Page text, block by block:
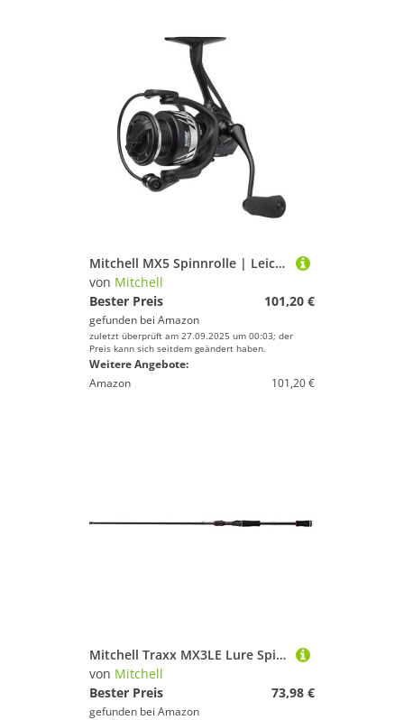
Mitchell MX5 Spinnrolle | Leichte Angelrolle mit Aluminiumrahmen | Spinnrolle für Süß- und Salzwasser zum Angeln mit Ködern und geflochtener Schnur | Schwarz, Rollengröße 3000HS
von Mitchell
Bester Preis
101,20 €
gefunden bei Amazon
zuletzt überprüft am 27.09.2025 um 00:03; der
Preis kann sich seitdem geändert haben.
Weitere Angebote:
Amazon
101,20 €
Mitchell Traxx MX3LE Lure Spinning Rod, Schwarz, 2,13 m
von Mitchell
Bester Preis
73,98 €
gefunden bei Amazon